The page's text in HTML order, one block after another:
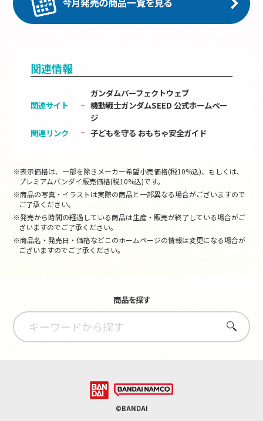
関連情報
関連サイト
ガンダムパーフェクトウェブ
機動戦士ガンダムSEED 公式ホームペー
ジ
関連リンク
子どもを守る おもちゃ安全ガイド
※表示価格は、一部を除きメーカー希望小売価格(税10%込)、もしくは、
プレミアムバンダイ販売価格(税10%込)です。
※商品の写真・イラストは実際の商品と一部異なる場合がございますので
ご了承ください。
※発売から時間の経過している商品は生産・販売が終了している場合がご
ざいますのでご了承ください。
※商品名・発売日・価格などこのホームページの情報は変更になる場合が
ございますのでご了承ください。
商品を探す
さがす
©BANDAI